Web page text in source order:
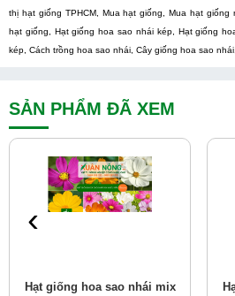
thị hạt giống TPHCM, Mua hạt giống, Mua hạt
hạt giống, Hạt giống hoa sao nhái kép, Hạt giống
kép, Cách trồng hoa sao nhái, Cây giống hoa sao
SẢN PHẨM ĐÃ XEM
Hạt giống hoa sao nhái mix
‹